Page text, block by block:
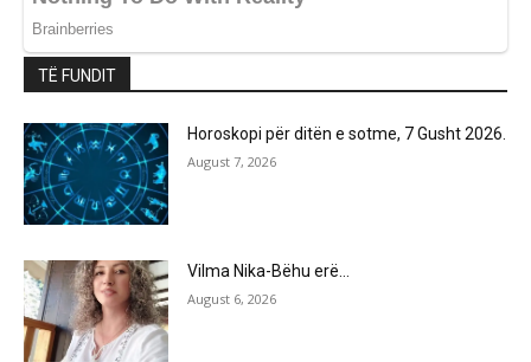
TË FUNDIT
Horoskopi për ditën e sotme, 7 Gusht 2026.
August 7, 2026
Vilma Nika-Bëhu erë…
August 6, 2026